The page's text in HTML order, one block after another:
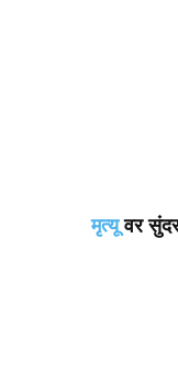
मृत्यूवर सुंदर